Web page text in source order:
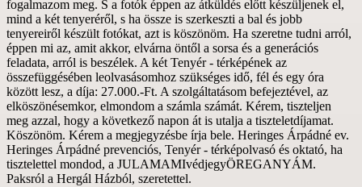
teherként
a
következőkre
nem
hagyod.
fogalmazom meg. S a fotók éppen az átküldés előtt készüljenek el,
mind a két tenyeréről, s ha össze is szerkeszti a bal és jobb
tenyereiről készült fotókat, azt is köszönöm. Ha szeretne tudni arról,
éppen mi az, amit akkor, elvárna öntől a sorsa és a generációs
feladata, arról is beszélek. A két Tenyér - térképének az
összefüggésében leolvasásomhoz szükséges idő, fél és egy óra
között lesz, a díja: 27.000.-Ft. A szolgáltatásom befejeztével, az
elköszönésemkor, elmondom a számla számát. Kérem, tiszteljen
meg azzal, hogy a következő napon át is utalja a tiszteletdíjamat.
Köszönöm. Kérem a megjegyzésbe írja bele. Heringes Árpádné ev.
Heringes Árpádné prevenciós, Tenyér - térképolvasó és oktató, ha
tisztelettel mondod, a JULAMAMIvédjegyÖREGANYÁM.
Paksról a Hergál Házból, szeretettel.